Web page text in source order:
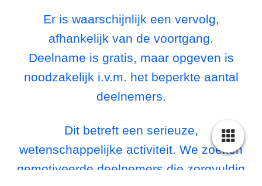
Er is waarschijnlijk een vervolg,
afhankelijk van de voortgang.
Deelname is gratis, maar opgeven is
noodzakelijk i.v.m. het beperkte aantal
deelnemers.
Dit betreft een serieuze,
wetenschappelijke activiteit. We zoeken
gemotiveerde deelnemers die zorgvuldig